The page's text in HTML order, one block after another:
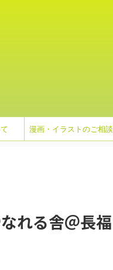
漫画・イラストのご相談
れる舎＠長福